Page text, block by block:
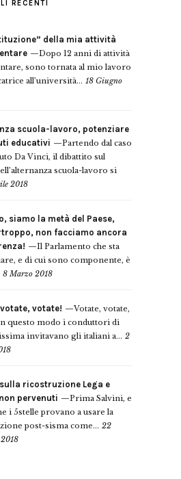
RECENTI
della mia attività
Dopo 12 anni di attività
sono tornata al mio lavoro
all’università... 18 Giugno
scuola-lavoro, potenziare
educativi
Partendo dal caso
Da Vinci, il dibattito sul
scuola-lavoro si
2018
siamo la metà del Paese,
non facciamo ancora
Il Parlamento che sta
e di cui sono componente, è
8 Marzo 2018
votate!
Votate, votate,
questo modo i conduttori di
invitavano gli italiani a... 2
ricostruzione Lega e
pervenuti
Prima Salvini, e
i 5stelle provano a usare la
post-sisma come... 22